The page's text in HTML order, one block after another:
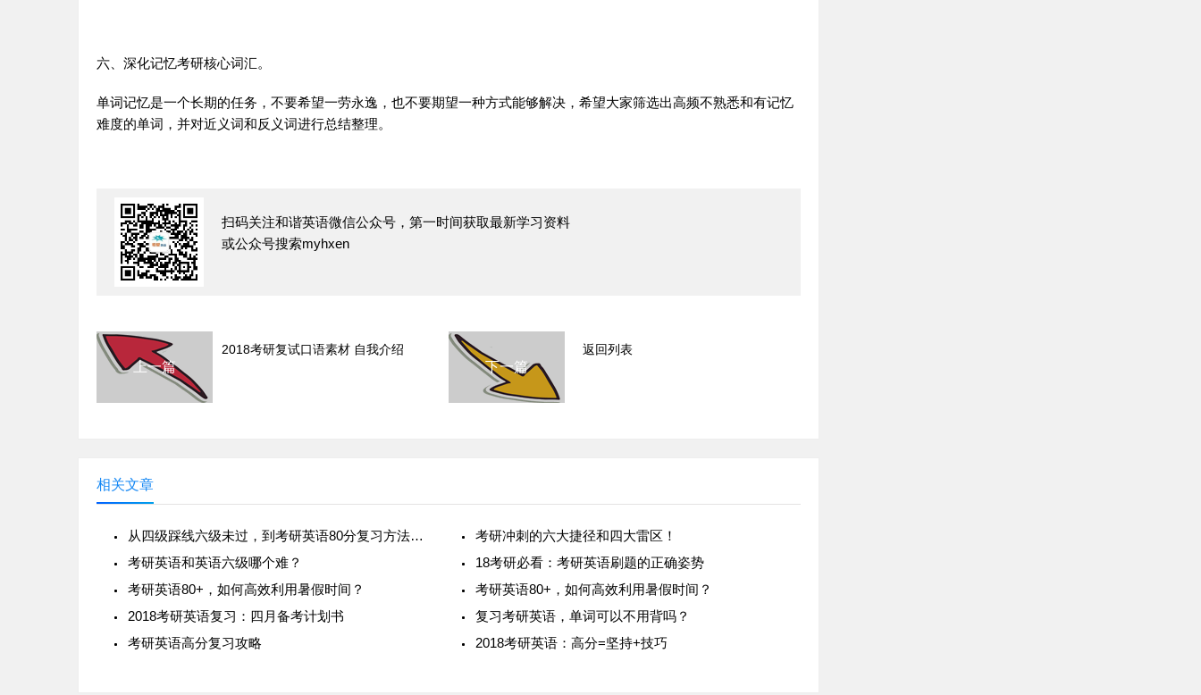
六、深化记忆考研核心词汇。
单词记忆是一个长期的任务，不要希望一劳永逸，也不要期望一种方式能够解决，希望大家筛选出高频不熟悉和有记忆
难度的单词 ，并对近义词和反义词进行总结整理。
扫码关注和谐英语微信公众号，第一时间获取最新学习资料
或公众号搜索myhxen
上一篇
2018考研复试口语素材 自我介绍
下一篇
返回列表
相关文章
从四级踩线六级未过，到考研英语80分复习方法分享
考研冲刺的六大捷径和四大雷区！
考研英语和英语六级哪个难？
18考研必看：考研英语刷题的正确姿势
考研英语80+，如何高效利用暑假时间？
考研英语80+，如何高效利用暑假时间？
2018考研英语复习：四月备考计划书
复习考研英语，单词可以不用背吗？
考研英语高分复习攻略
2018考研英语：高分=坚持+技巧